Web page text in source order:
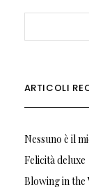
ARTICOLI
Nessuno è il
Felicità deluxe
Blowing in the